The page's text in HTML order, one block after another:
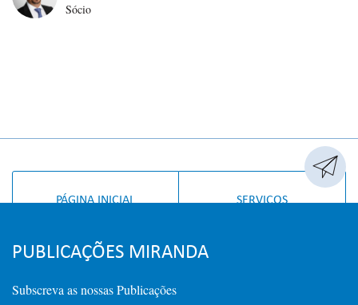

Sócio
PÁGINA INICIAL SERVIÇOS
PUBLICAÇÕES MIRANDA
Subscreva as nossas Publicações